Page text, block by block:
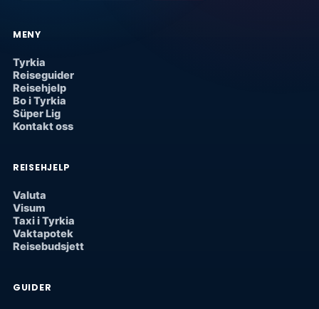
MENY
Tyrkia
Reiseguider
Reisehjelp
Bo i Tyrkia
Süper Lig
Kontakt oss
REISEHJELP
Valuta
Visum
Taxi i Tyrkia
Vaktapotek
Reisebudsjett
GUIDER